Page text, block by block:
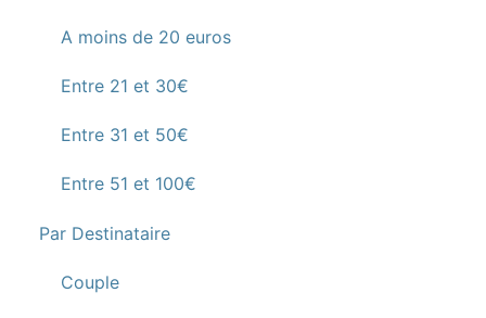
A moins de 20 euros
Entre 21 et 30€
Entre 31 et 50€
Entre 51 et 100€
Par Destinataire
Couple